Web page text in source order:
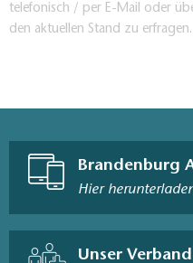
telefonisch / per E-Mail oder
den aktuellen Stand zu erfragen.
Brandenburg
Hier
Unser Verband